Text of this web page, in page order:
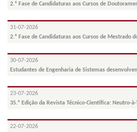
2.ª Fase de Candidaturas aos Cursos de
31-07-2026
2.ª Fase de Candidaturas aos Cursos de Mestrado
30-07-2026
Estudantes de Engenharia de Sistemas
23-07-2026
35.ª Edição da Revista Técnico-Científica: Neutro-à-
22-07-2026